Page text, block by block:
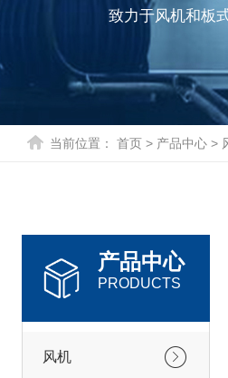
致力于风机和板
当前位置： 首页> 产品中心>
产品中心
PRODUCTS
风机